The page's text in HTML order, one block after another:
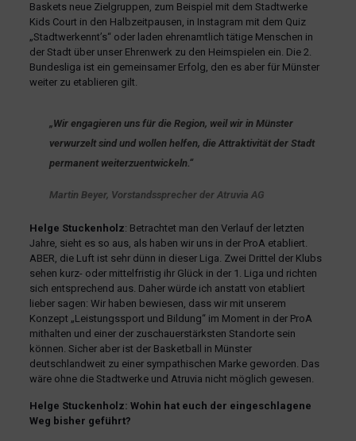
Baskets neue Zielgruppen, zum Beispiel mit dem Stadtwerke
Kids Court in den Halbzeitpausen, in Instagram mit dem Quiz
„Stadtwerkennt’s“ oder laden ehrenamtlich tätige Menschen in
der Stadt über unser Ehrenwerk zu den Heimspielen ein. Die 2.
Bundesliga ist ein gemeinsamer Erfolg, den es aber für Münster
weiter zu etablieren gilt.
„Wir engagieren uns für die Region, weil wir in Münster
verwurzelt sind und wollen helfen, die Attraktivität der Stadt
permanent weiterzuentwickeln.“
Martin Beyer, Vorstandssprecher der Atruvia AG
Helge Stuckenholz: Betrachtet man den Verlauf der letzten
Jahre, sieht es so aus, als haben wir uns in der ProA etabliert.
ABER, die Luft ist sehr dünn in dieser Liga. Zwei Drittel der Klubs
sehen kurz- oder mittelfristig ihr Glück in der 1. Liga und richten
sich entsprechend aus. Daher würde ich anstatt von etabliert
lieber sagen: Wir haben bewiesen, dass wir mit unserem
Konzept „Leistungssport und Bildung“ im Moment in der ProA
mithalten und einer der zuschauerstärksten Standorte sein
können. Sicher aber ist der Basketball in Münster
deutschlandweit zu einer sympathischen Marke geworden. Das
wäre ohne die Stadtwerke und Atruvia nicht möglich gewesen.
Helge Stuckenholz: Wohin hat euch der eingeschlagene
Weg bisher geführt?